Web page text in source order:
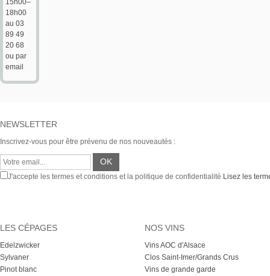
18h00
au 03
89 49
20 68
ou par
email
NEWSLETTER
Inscrivez-vous pour être prévenu de nos nouveautés :
J'accepte les termes et conditions et la politique de confidentialité Lisez les
LES CÉPAGES
Edelzwicker
Sylvaner
Pinot blanc
NOS VINS
Vins AOC d'Alsace
Clos Saint-Imer/Grands Crus
Vins de grande garde